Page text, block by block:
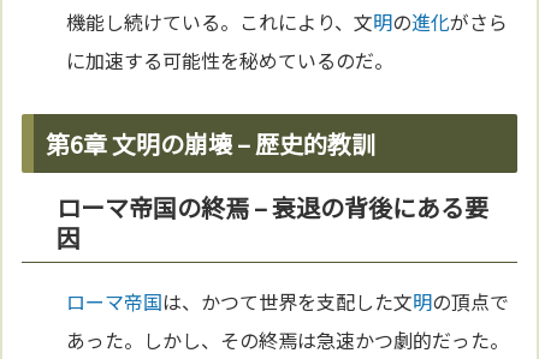
機能し続けている。これにより、文明の進化がさら
に加速する可能性を秘めているのだ。
第6章 文明の崩壊 – 歴史的教訓
ローマ帝国の終焉 – 衰退の背後にある要
因
ローマ帝国は、かつて世界を支配した文明の頂点で
あった。しかし、その終焉は急速かつ劇的だった。